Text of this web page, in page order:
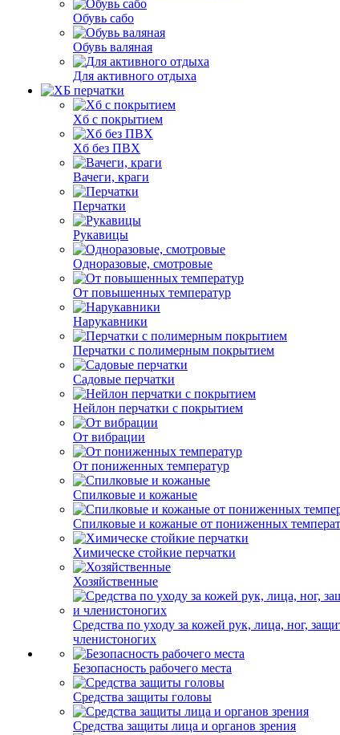
Обувь сабо
Обувь валяная
Для активного отдыха
Хб с покрытием
Хб без ПВХ
Вачеги, краги
Перчатки
Рукавицы
Одноразовые, смотровые
От повышенных температур
Нарукавники
Перчатки с полимерным покрытием
Садовые перчатки
Нейлон перчатки с покрытием
От вибрации
От пониженных температур
Спилковые и кожаные
Спилковые и кожаные от пониженных
Химическе стойкие перчатки
Хозяйственные
Средства по уходу за кожей рук, лица, ног,
членистоногих
Безопасность рабочего места
Средства защиты головы
Средства защиты лица и органов зрения